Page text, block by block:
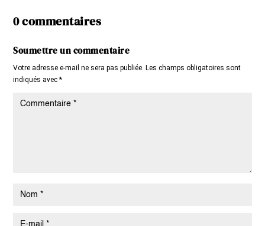
0 commentaires
Soumettre un commentaire
Votre adresse e-mail ne sera pas publiée. Les champs obligatoires sont
indiqués avec*